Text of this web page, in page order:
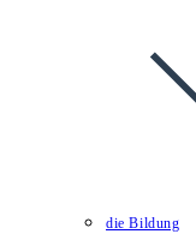
die Bildung